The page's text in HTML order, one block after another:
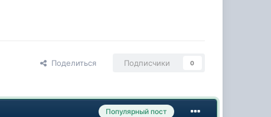
Поделиться Подписчики 0
Популярный пост